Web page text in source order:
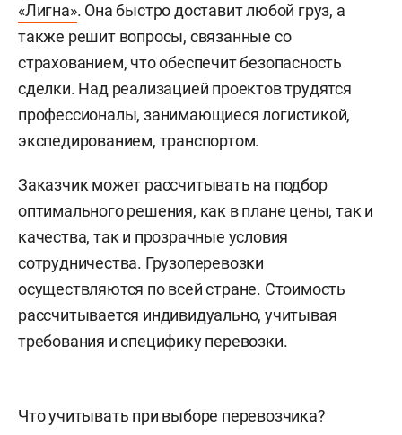
«Лигна». Она быстро доставит любой груз, а
также решит вопросы, связанные со
страхованием, что обеспечит безопасность
сделки. Над реализацией проектов трудятся
профессионалы, занимающиеся логистикой,
экспедированием, транспортом.
Заказчик может рассчитывать на подбор
оптимального решения, как в плане цены, так и
качества, так и прозрачные условия
сотрудничества. Грузоперевозки
осуществляются по всей стране. Стоимость
рассчитывается индивидуально, учитывая
требования и специфику перевозки.
Что учитывать при выборе перевозчика?